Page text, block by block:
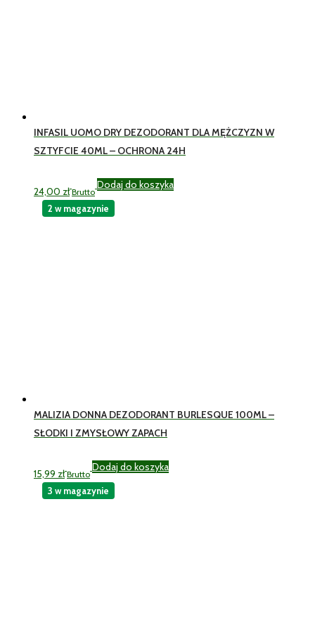
INFASIL UOMO DRY DEZODORANT DLA MĘŻCZYZN W
SZTYFCIE 40ML – OCHRONA 24H
24,00 zł Brutto
Dodaj do koszyka
MALIZIA DONNA DEZODORANT BURLESQUE 100ML –
SŁODKI I ZMYSŁOWY ZAPACH
15,99 zł Brutto
Dodaj do koszyka
2 w magazynie
3 w magazynie